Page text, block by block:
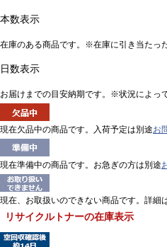
本数表示
在庫のある商品です。※在庫に引き当たっ
日数表示
お届けまでの目安納期です。※状況によっ
現在欠品中の商品です。入荷予定は別途お
現在準備中の商品です。お急ぎの方は別途
現在、お取扱いのできない商品です。詳細
リサイクルトナーの在庫表示